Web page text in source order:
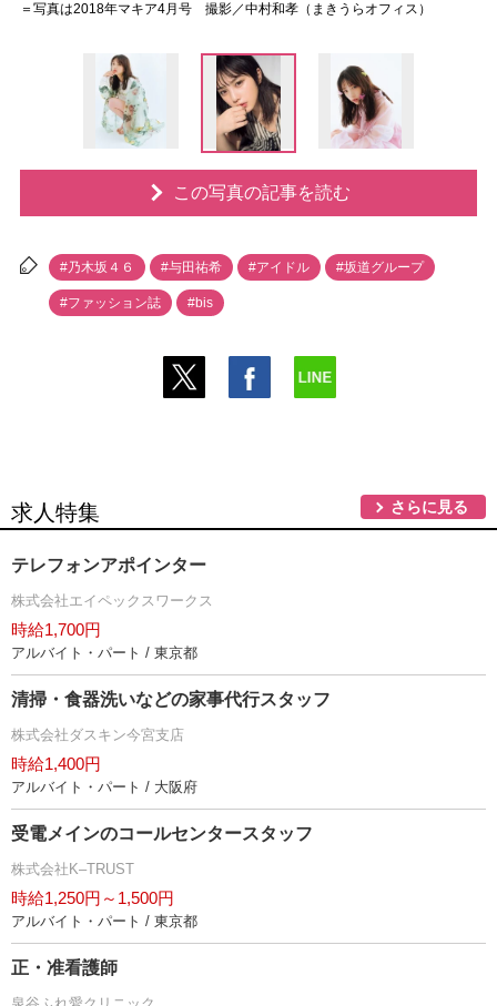
＝写真は2018年マキア4月号 撮影／中村和孝（まきうらオフィス）
この写真の記事を読む
#乃木坂４６ #与田祐希 #アイドル #坂道グループ
#ファッション誌 #bis
求人特集 さらに見る
テレフォンアポインター
株式会社エイペックスワークス
時給1,700円
アルバイト・パート / 東京都
清掃・食器洗いなどの家事代行スタッフ
株式会社ダスキン今宮支店
時給1,400円
アルバイト・パート / 大阪府
受電メインのコールセンタースタッフ
株式会社K–TRUST
時給1,250円～1,500円
アルバイト・パート / 東京都
正・准看護師